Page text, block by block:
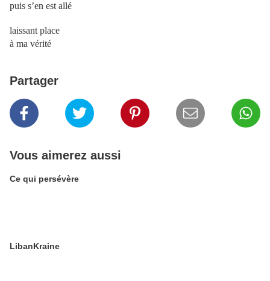
puis s’en est allé
laissant place
à ma vérité
Partager
Vous aimerez aussi
Ce qui persévère
LibanKraine